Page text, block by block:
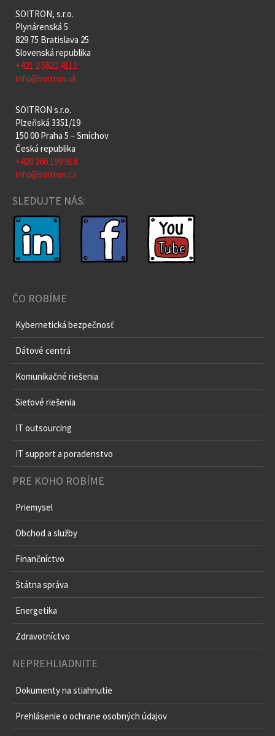
SOITRON, s.r.o.
Plynárenská 5
829 75 Bratislava 25
Slovenská republika
+421 2 5822 4111
info@soitron.sk
SOITRON s.r.o.
Plzeňská 3351/19
150 00 Praha 5 – Smíchov
Česká republika
+420 266 199 918
info@soitron.cz
SLEDUJTE NÁS:
ČO ROBÍME
Kybernetická bezpečnosť
Dátové centrá
Komunikačné riešenia
Sieťové riešenia
IT outsourcing
IT support a poradenstvo
PRE KOHO ROBÍME
Priemysel
Obchod a služby
Finančníctvo
Štátna správa
Energetika
Zdravotníctvo
NEPREHLIADNITE
Dokumenty na stiahnutie
Prehlásenie o ochrane osobných údajov